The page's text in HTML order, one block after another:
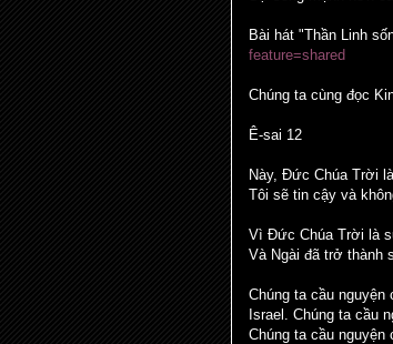
Bài hát "Thần Linh
feature=shared
Chúng ta cùng đọc
Ê-sai 12
Này, Đức Chúa Trời
Tôi sẽ tin cậy và
Vì Đức Chúa Trời là
Và Ngài đã trở thành
Chúng ta cầu
Israel. Chúng ta cầu
Chúng ta cầu